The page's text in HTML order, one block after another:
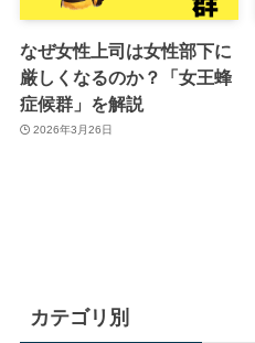
なぜ女性上司は女性部下に
厳しくなるのか？「女王蜂
症候群」を解説
2026年3月26日
カテゴリ別